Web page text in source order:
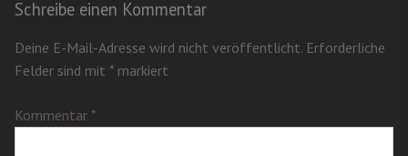
Schreibe einen Kommentar
Deine E-Mail-Adresse wird nicht veröffentlicht. Erforderliche
Felder sind mit * markiert
Kommentar *